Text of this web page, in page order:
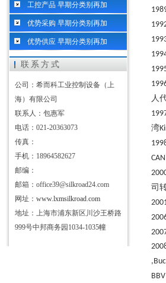
工控产品 早期分类别再加
优势采购 早期分类别再加
优势供应 早期分类别再加
联系方式
公司：希而科工业控制设备（上
海）有限公司
联系人：包惠军
电话：021-20363073
传真：
手机：18964582627
邮编：
邮箱：office39@silkroad24.com
网址： www.lxmsilkroad.com
地址：上海市浦东新区川沙王桥路
999号中邦商务园1034-1035幢
人
湾
司